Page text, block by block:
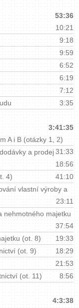
53:36
10:21
9:18
9:59
6:52
6:19
7:12
3:35
3:41:35
A i B (otázky 1, 2)
31:33
a prodej
18:56
4)
41:10
vlastní výroby a
23:11
nehmotného majetku
37:54
(ot. 8)
19:33
(ot. 9)
18:29
21:53
(ot. 11) 8:56
4:3:38